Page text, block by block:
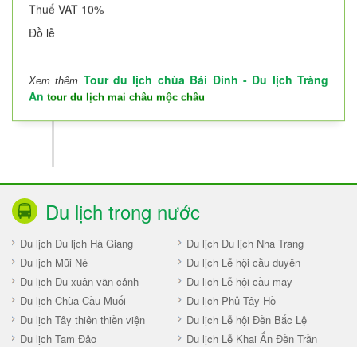
Thuế VAT 10%
Đồ lễ
Xem thêm Tour du lịch chùa Bái Đính - Du lịch Tràng
An tour du lịch mai châu mộc châu
Du lịch trong nước
Du lịch Du lịch Hà Giang
Du lịch Du lịch Nha Trang
Du lịch Mũi Né
Du lịch Lễ hội cầu duyên
Du lịch Du xuân vãn cảnh
Du lịch Lễ hội cầu may
Du lịch Chùa Cầu Muối
Du lịch Phủ Tây Hồ
Du lịch Tây thiên thiền viện
Du lịch Lễ hội Đền Bắc Lệ
Du lịch Tam Đảo
Du lịch Lễ Khai Ấn Đền Trần